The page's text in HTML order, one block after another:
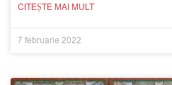
CITEȘTE MAI MULT
7 februarie 2022